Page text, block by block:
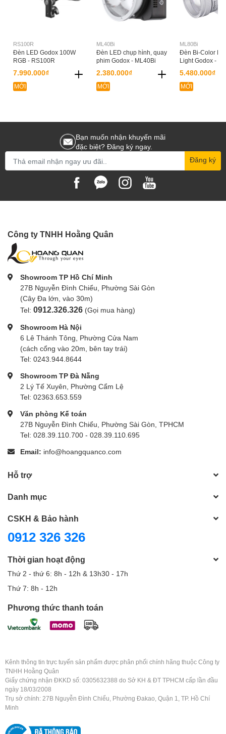
RS100R
Đèn LED Godox 100W
RGB - RS100R
7.990.000₫
MỚI
ML40Bi
Đèn LED chụp hình, quay
phim Godox - ML40Bi
2.380.000₫
MỚI
ML80Bi
Đèn Bi-Color
Light Godox -
5.480.000₫
MỚI
Bạn muốn nhận khuyến mãi
đặc biệt? Đăng ký ngay.
Đăng ký
Công ty TNHH Hoằng Quân
Showroom TP Hồ Chí Minh
27B Nguyễn Đình Chiểu, Phường Sài Gòn
(Cây Đa lớn, vào 30m)
Tel: 0912.326.326 (Gọi mua hàng)
Showroom Hà Nội
6 Lê Thánh Tông, Phường Cửa Nam
(cách cổng vào 20m, bên tay trái)
Tel: 0243.944.8644
Showroom TP Đà Nẵng
2 Lý Tế Xuyên, Phường Cẩm Lệ
Tel: 02363.653.559
Văn phòng Kế toán
27B Nguyễn Đình Chiểu, Phường Sài Gòn, TPHCM
Tel: 028.39.110.700 - 028.39.110.695
Email: info@hoangquanco.com
Hỗ trợ
Danh mục
CSKH & Bảo hành
0912 326 326
Thời gian hoạt động
Thứ 2 - thứ 6: 8h - 12h & 13h30 - 17h
Thứ 7: 8h - 12h
Phương thức thanh toán
Kênh thông tin trực tuyến sản phẩm được phân phối chính hãng thuộc Công ty
TNHH Hoằng Quân
Giấy chứng nhận ĐKKD số: 0305632388 do Sở KH & ĐT TPHCM cấp lần đầu
ngày 18/03/2008
Trụ sở chính: 27B Nguyễn Đình Chiểu, Phường Đakao, Quận 1, TP. Hồ Chí
Minh